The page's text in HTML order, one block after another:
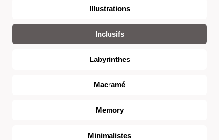
Illustrations
Inclusifs
Labyrinthes
Macramé
Memory
Minimalistes